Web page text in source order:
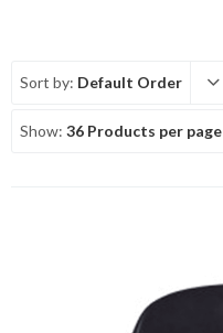
Sort by: Default Order
Show: 36 Products per page